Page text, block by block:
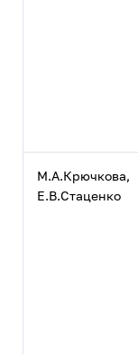
М.А.Крючкова,
Е.В.Стаценко